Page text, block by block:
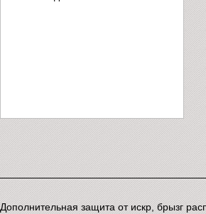
Дополнительная защита от искр, брызг